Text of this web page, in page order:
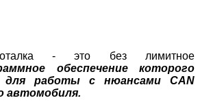
- это без лимитное
обеспечение которого
для работы с нюансами CAN
автомобиля.